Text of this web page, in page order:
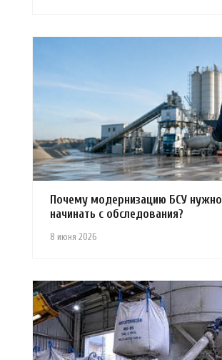
8 июня 2026
Почему модернизацию БСУ нужно
начинать с обследования?